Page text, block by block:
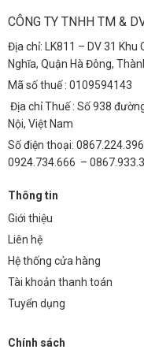
với các tuyến đường đô thị,
Bãi Xe
Ánh sáng chất lượng cao
mái cho người sử dụng bãi
Khu Công Nghiệp
Đèn đường lá 250W TDL-
đáp ứng yêu cầu về an
FAQ – Giải Đáp Thắc
1. Đèn đường lá
đặt không?
Đèn được thiết kế với cấu
thuật tận tình.
2. Đèn có chịu được
CÔNG TY TNHH TM &
Địa chỉ: LK811 – DV 31 Khu
Nghĩa, Quận Hà Đông,
Mã số thuế : 0109594143
Địa chỉ Thuế : Số 938
Nội, Việt Nam
Số điện thoại:
0924.734.666 –
Thông tin
Giới thiệu
Liên hệ
Hệ thống cửa hàng
Tài khoản thanh toán
Tuyển dụng
Chính sách